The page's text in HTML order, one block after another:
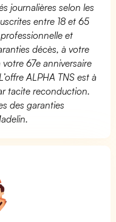
journalières selon les
entre 18 et 65
et
décès, à votre
67e anniversaire
ALPHA TNS est à
tacite reconduction.
des garanties